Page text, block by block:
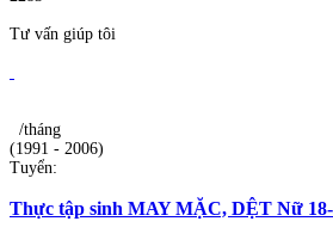
Tư vấn giúp tôi
/tháng
(1991 - 2006)
Tuyển:
Thực tập sinh MAY MẶC, DỆT Nữ